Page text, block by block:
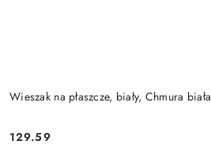
Wieszak na płaszcze, biały, Chmura biała
129.59